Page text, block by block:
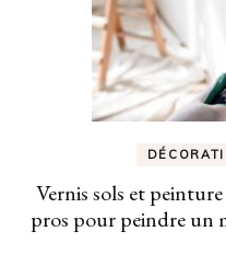
Vernis sols et
pros pour peindre un